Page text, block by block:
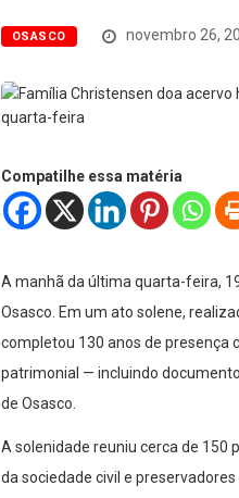
OSASCO novembro 26,
Compatilhe essa matéria
A manhã da última quarta-feira,
Osasco. Em um ato solene,
completou 130 anos de presença
patrimonial — incluindo
de Osasco.
A solenidade reuniu cerca de 150
da sociedade civil e